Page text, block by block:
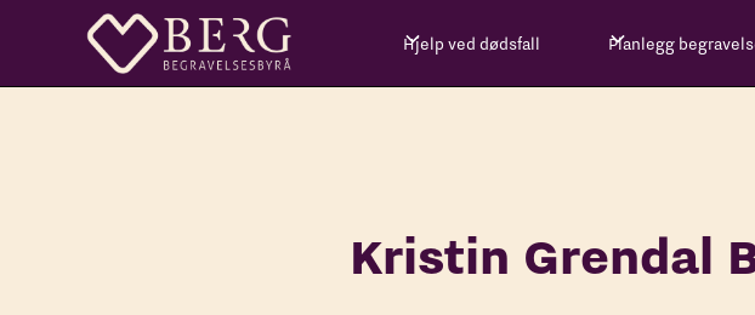
Hjelp ved dødsfall Planlegg
Kristin Grendal